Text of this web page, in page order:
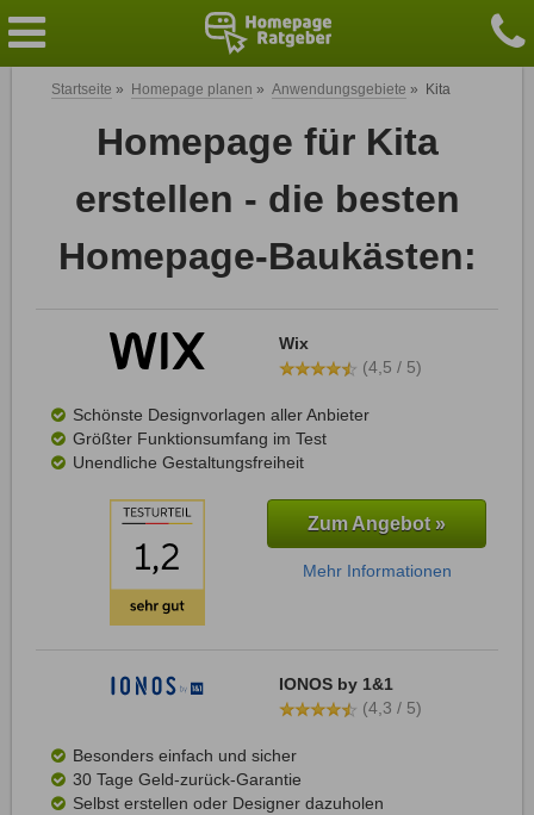
Startseite » Homepage planen » Anwendungsgebiete » Kita
Homepage für Kita
erstellen - die besten
Homepage-Baukästen:
Wix
(4,5 / 5)
Schönste Designvorlagen aller Anbieter
Größter Funktionsumfang im Test
Unendliche Gestaltungsfreiheit
Zum Angebot »
Mehr Informationen
IONOS by 1&1
(4,3 / 5)
Besonders einfach und sicher
30 Tage Geld-zurück-Garantie
Selbst erstellen oder Designer dazuholen